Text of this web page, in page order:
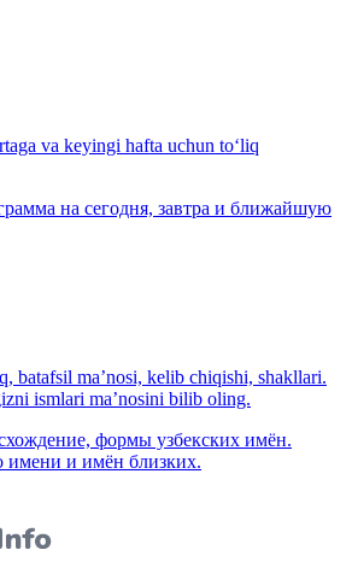
va keyingi hafta uchun to‘liq
на сегодня, завтра и ближайшую
batafsil ma’nosi, kelib chiqishi, shakllari.
ismlari ma’nosini bilib oling.
формы узбекских имён.
имени и имён близких.